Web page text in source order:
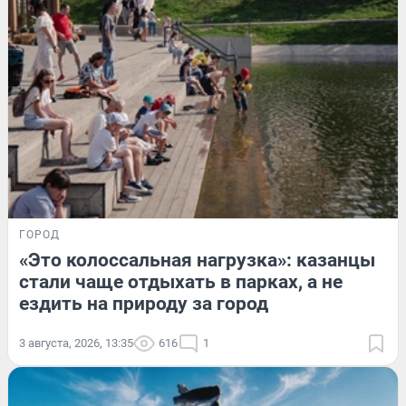
ГОРОД
«Это колоссальная нагрузка»: казанцы
стали чаще отдыхать в парках, а не
ездить на природу за город
3 августа, 2026, 13:35 616 1